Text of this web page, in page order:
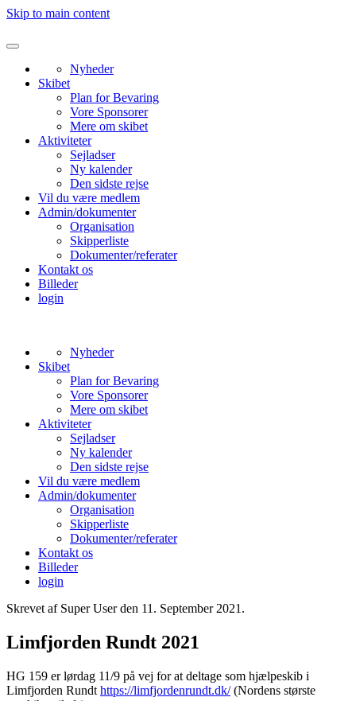
Skip to main content
Nyheder
Skibet
Plan for Bevaring
Vore Sponsorer
Mere om skibet
Aktiviteter
Sejladser
Ny kalender
Den sidste rejse
Vil du være medlem
Admin/dokumenter
Organisation
Skipperliste
Dokumenter/referater
Kontakt os
Billeder
login
Nyheder
Skibet
Plan for Bevaring
Vore Sponsorer
Mere om skibet
Aktiviteter
Sejladser
Ny kalender
Den sidste rejse
Vil du være medlem
Admin/dokumenter
Organisation
Skipperliste
Dokumenter/referater
Kontakt os
Billeder
login
Skrevet af Super User den 11. September 2021 .
Limfjorden Rundt 2021
HG 159 er lørdag 11/9 på vej for at deltage som hjælpeskib i
Limfjorden Rundt https://limfjordenrundt.dk/(Nordens største